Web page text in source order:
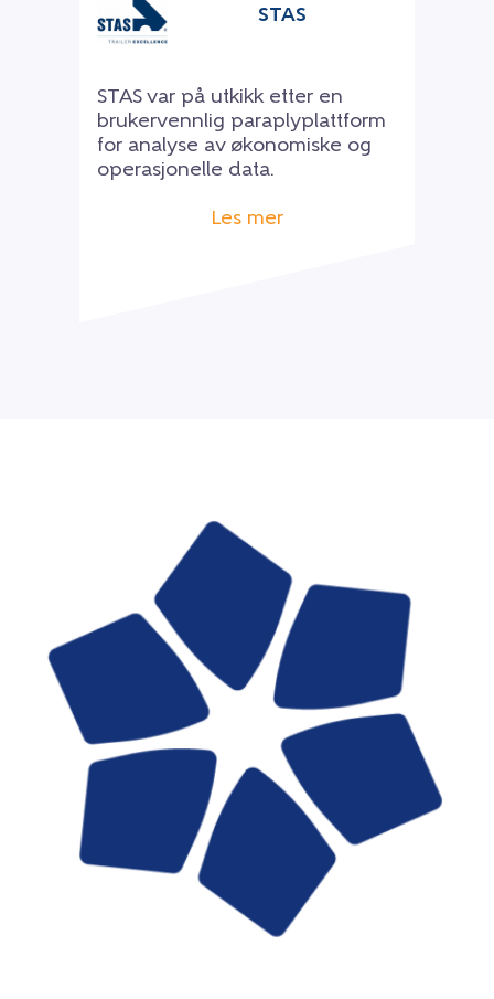
STAS
STAS var på utkikk etter en
brukervennlig paraplyplattform
for analyse av økonomiske og
operasjonelle data.
Les mer